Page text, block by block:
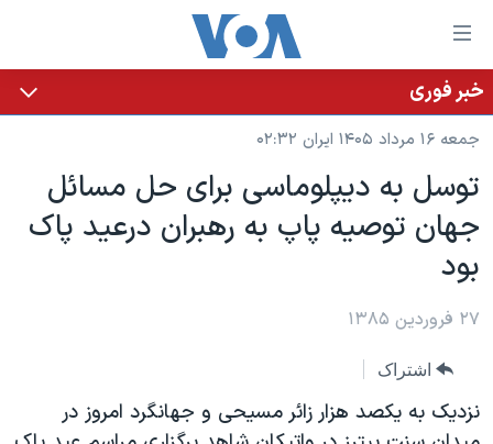
لینکهای
قابل
دسترسی
جهش
محتوای
اصلی
جهش
به
صفحه
جهش
به
جستجو
خانه
نسخه سبک وب‌سایت
موضوع ها
ایران
آمریکا
جهان
ویژه برنامه‌ها
برنامه های تلویزیونی
جدول برنامه ها
صفحه‌های ویژه
۲۵۰سالگی آمریکا
فرکانس‌های صدای آمریکا
خبر فوری
جمعه ۱۶ مرداد ۱۴۰۵ ایران ۰۲:۳۲
توسل به ديپلوماسی برای حل مسائل
جهان توصيه پاپ به رهبران درعيد پاک
بود
۲۷ فروردین ۱۳۸۵
اشتراک
نزدیک به یکصد هزار زائر مسیحی و جهانگرد امروز در